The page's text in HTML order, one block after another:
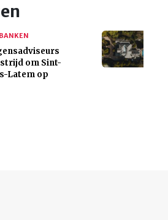
om Sint-
Latem op